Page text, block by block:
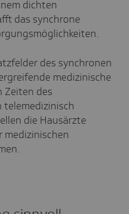
dichten
das synchrone
des synchronen
medizinische
Zeiten des
telemedizinisch
die Hausärzte
medizinischen